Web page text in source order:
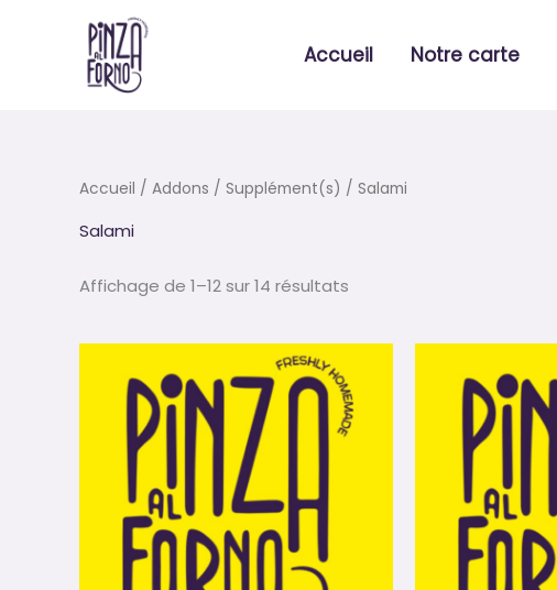
Accueil Notre carte
Accueil / Addons / Supplément(s) / Salami
Salami
Affichage de 1–12 sur 14 résultats
Trié
par